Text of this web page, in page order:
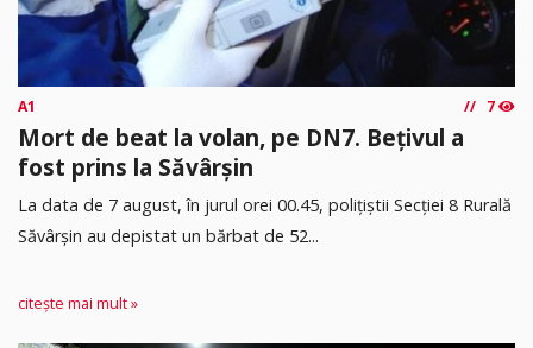
A1 7
Mort de beat la volan, pe DN7. Bețivul a
fost prins la Săvârșin
​La data de 7 august, în jurul orei 00.45, polițiștii Secției 8 Rurală
Săvârșin au depistat un bărbat de 52...
citește mai mult »